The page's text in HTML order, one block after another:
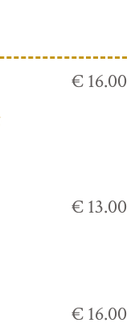
€ 16.00
€ 13.00
€ 16.00